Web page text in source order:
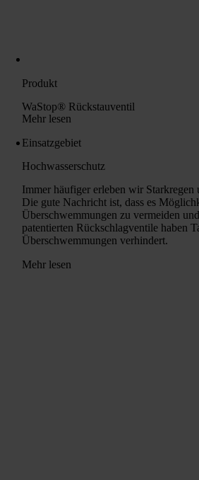
Produkt
WaStop® Rückstauventil
Mehr lesen
Einsatzgebiet
Hochwasserschutz
Immer häufiger erleben wir Starkregen
Die gute Nachricht ist, dass es
Überschwemmungen zu vermeiden
patentierten Rückschlagventile haben
Überschwemmungen verhindert.
Mehr lesen